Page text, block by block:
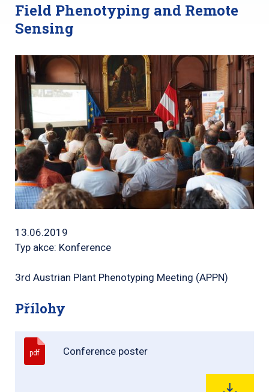
Field Phenotyping and Remote
Sensing
13.06.2019
Typ akce: Konference
3rd Austrian Plant Phenotyping Meeting (APPN)
Přílohy
pdf Conference poster